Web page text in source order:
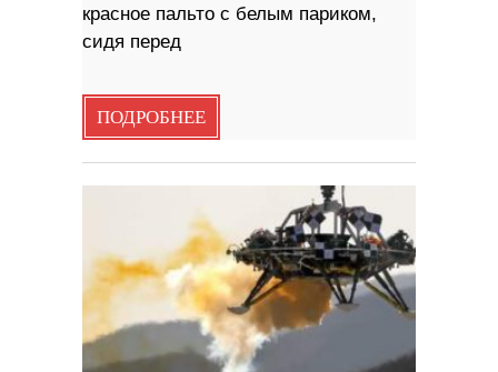
красное пальто с белым париком,
сидя перед
ПОДРОБНЕЕ